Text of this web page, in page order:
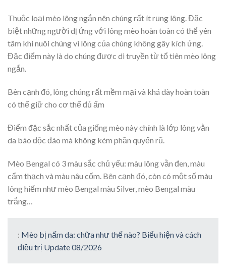
Thuộc loại mèo lông ngắn nên chúng rất ít rụng lông. Đặc
biệt những người dị ứng với lông mèo hoàn toàn có thể yên
tâm khi nuôi chúng vì lông của chúng không gây kích ứng.
Đặc điểm này là do chúng được di truyền từ tổ tiên mèo lông
ngắn.
Bên cạnh đó, lông chúng rất mềm mại và khá dày hoàn toàn
có thể giữ cho cơ thể đủ ấm
Điểm đặc sắc nhất của giống mèo này chính là lớp lông vằn
da báo độc đáo mà không kém phần quyến rũ.
Mèo Bengal có 3 màu sắc chủ yếu: màu lông vằn đen, màu
cẩm thạch và màu nâu cốm. Bên cạnh đó, còn có một số màu
lông hiếm như mèo Bengal màu Silver, mèo Bengal màu
trắng…
: Mèo bị nấm da: chữa như thế nào? Biểu hiện và cách
điều trị Update 08/2026